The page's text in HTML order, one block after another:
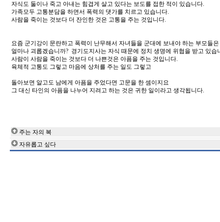
자식도 둘이나 죽고 아내는 힘겹게 살고 있다는 보도를 접한 적이 있습니다.
가족모두 고통분담을 하면서 폭력의 댓가를 치르고 있습니다.
사람을 죽이는 것보다 더 잔인한 것은 고통을 주는 것입니다.
요즘 군기강이 문란하고 폭력이 난무해서 자녀들을 군대에 보내야 하는 부모들은
얼마나 괴롭겠습니까? 경기도지사는 자식 때문에 정치 생명에 위협을 받고 있습
사람이 사람을 죽이는 것보다 더 나쁜것은 아픔을 주는 것입니다.
육체적 고통도 그렇고 마음에 상처를 주는 일도 그렇고
돌아보면 알고도 남에게 아픔을 주었다면 고문을 한 셈이지요
그 대신 타인의 아픔을 나누어 지려고 하는 것은 귀한 일이라고 생각됩니다.
주는 자의 복
자유롭고 싶다